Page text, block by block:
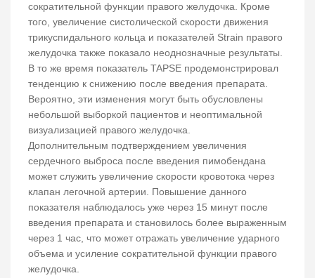
сократительной функции правого желудочка. Кроме
того, увеличение систолической скорости движения
трикуспидального кольца и показателей Strain правого
желудочка также показало неоднозначные результаты.
В то же время показатель TAPSE продемонстрировал
тенденцию к снижению после введения препарата.
Вероятно, эти изменения могут быть обусловлены
небольшой выборкой пациентов и неоптимальной
визуализацией правого желудочка.
Дополнительным подтверждением увеличения
сердечного выброса после введения пимобендана
может служить увеличение скорости кровотока через
клапан легочной артерии. Повышение данного
показателя наблюдалось уже через 15 минут после
введения препарата и становилось более выраженным
через 1 час, что может отражать увеличение ударного
объема и усиление сократительной функции правого
желудочка.